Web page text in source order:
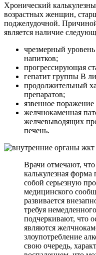
Хронический
возрастных женщин,
поджелудочной.
является наличие
чрезмерный
напитков;
прогрессирующая
гепатит группы В
продолжительный
препаратов;
язвенное
желчнокаменная
желчевыводящих
печень.
Врачи отмечают,
калькулезная форма
собой серьезную
медицинского
развивается
требуя
подчеркивают, что
являются
злоупотребление
свою очередь,